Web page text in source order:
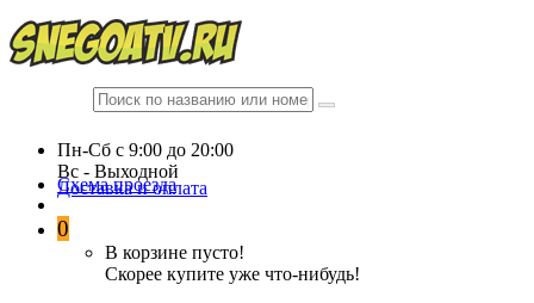
Пн-Сб c 9:00 до 20:00
Вc - Выходной
Схема проезда
Доставка и оплата
0
В корзине пусто!
Скорее купите уже что-нибудь!